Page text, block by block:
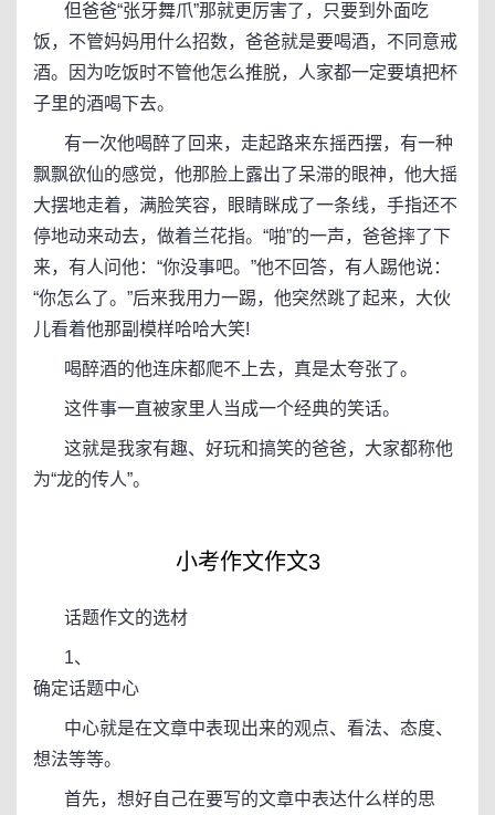
但爸爸“张牙舞爪”那就更厉害了，只要到外面吃
饭，不管妈妈用什么招数，爸爸就是要喝酒，不同意戒
酒。因为吃饭时不管他怎么推脱，人家都一定要填把杯
子里的酒喝下去。
有一次他喝醉了回来，走起路来东摇西摆，有一种
飘飘欲仙的感觉，他那脸上露出了呆滞的眼神，他大摇
大摆地走着，满脸笑容，眼睛眯成了一条线，手指还不
停地动来动去，做着兰花指。“啪”的一声，爸爸摔了下
来，有人问他：“你没事吧。”他不回答，有人踢他说：
“你怎么了。”后来我用力一踢，他突然跳了起来，大伙
儿看着他那副模样哈哈大笑!
喝醉酒的他连床都爬不上去，真是太夸张了。
这件事一直被家里人当成一个经典的笑话。
这就是我家有趣、好玩和搞笑的爸爸，大家都称他
为“龙的传人”。
小考作文作文3
话题作文的选材
1、
确定话题中心
中心就是在文章中表现出来的观点、看法、态度、
想法等等。
首先，想好自己在要写的文章中表达什么样的思